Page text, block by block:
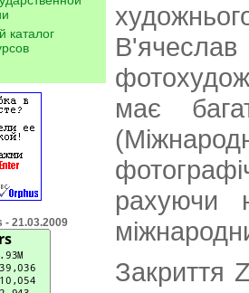
каталог
21.03.2009
має
рахуючи
Закриття